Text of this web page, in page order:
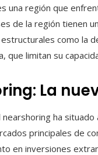
una región que
de la región tienen
como la
que limitan su
La
ha
principales de
en inversiones